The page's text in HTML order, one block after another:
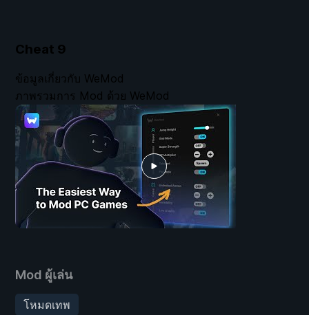
Cheat 9
Mod ผู้เล่น
โหมดเทพ
ข้อมูลเกี่ยวกับ WeMod
ภาพรวมการ Mod ด้วย WeMod